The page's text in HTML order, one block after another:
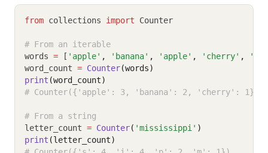
from collections import Counter
# From an iterable
words = [ 'apple' , 'banana' , 'apple' , 'cherry' ,
word_count = Counter(words)
print (word_count)
# Counter({'apple': 3, 'banana': 2, 'cherry': 1})
# From a string
letter_count = Counter( 'mississippi' )
print (letter_count)